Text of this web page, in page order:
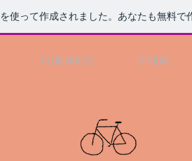
を使って作成されました。あなたも無料で
CLUB HOUSE STUDIO